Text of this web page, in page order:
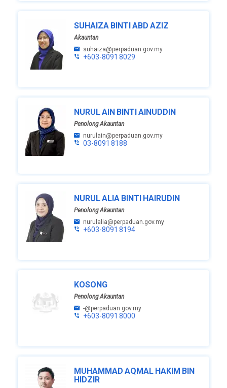
SUHAIZA BINTI ABD AZIZ
Akauntan
suhaiza@perpaduan.gov.my
+603-8091 8029
NURUL AIN BINTI AINUDDIN
Penolong Akauntan
nurulain@perpaduan.gov.my
03-8091 8188
NURUL ALIA BINTI HAIRUDIN
Penolong Akauntan
nurulalia@perpaduan.gov.my
+603-8091 8194
KOSONG
Penolong Akauntan
-@perpaduan.gov.my
+603-8091 8000
MUHAMMAD AQMAL HAKIM BIN
HIDZIR